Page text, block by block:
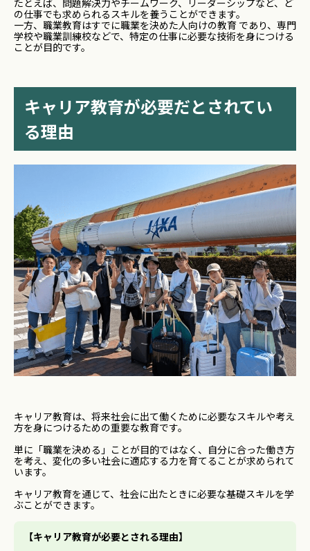
たとえば、問題解決力やチームワーク、リーダーシップなど、ど
の仕事でも求められるスキルを養うことができます。
一方、職業教育はすでに職業を決めた人向けの教育 であり、専門
学校や職業訓練校などで、特定の仕事に必要な技術を身につける
ことが目的です。
キャリア教育が必要だとされてい
る理由
キャリア教育は、将来社会に出て働くために必要なスキルや考え
方を身につけるための重要な教育です。
単に「職業を決める」ことが目的ではなく、自分に合った働き方
を考え、変化の多い社会に適応する力を育てることが求められて
います。
キャリア教育を通じて、社会に出たときに必要な基礎スキルを学
ぶことができます。
【キャリア教育が必要とされる理由】